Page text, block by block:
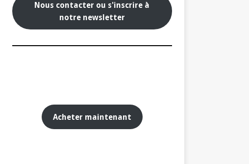
Nous contacter ou s'inscrire à
notre newsletter
Acheter maintenant